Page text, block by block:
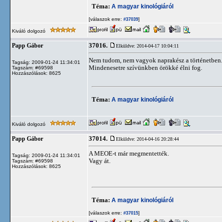
Téma: A magyar kinológiáról
[válaszok erre: #37039]
Kiváló dolgozó
Papp Gábor
Tagság: 2009-01-24 11:34:01
Tagszám: #69598
Hozzászólások: 8625
37016. Elküldve: 2014-04-17 10:04:11
Nem tudom, nem vagyok naprakész a történetben.
Mindenesetre szívünkben örökké élni fog.
Téma: A magyar kinológiáról
Kiváló dolgozó
Papp Gábor
Tagság: 2009-01-24 11:34:01
Tagszám: #69598
Hozzászólások: 8625
37014. Elküldve: 2014-04-16 20:28:44
A MEOE-t már megmentették.
Vagy át.
Téma: A magyar kinológiáról
[válaszok erre: #37015]